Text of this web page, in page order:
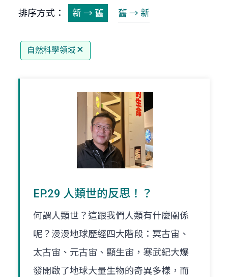
排序方式： 新 → 舊 舊 → 新
自然科學領域
EP.29 人類世的反思！？
何謂人類世？這跟我們人類有什麼關係
呢？漫漫地球歷經四大階段：冥古宙、
太古宙、元古宙、顯生宙，寒武紀大爆
發開啟了地球大量生物的奇異多樣，而